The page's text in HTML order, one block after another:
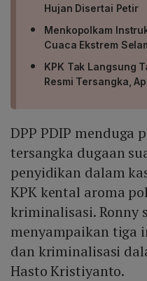
Hujan Disertai Petir
Menkopolkam
Cuaca Ekstrem
KPK Tak Langsung
Resmi Tersangka,
DPP PDIP menduga
tersangka dugaan
penyidikan dalam
KPK kental aroma
kriminalisasi. Ronny
menyampaikan tiga
dan kriminalisasi
Hasto Kristiyanto.